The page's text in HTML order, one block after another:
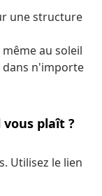
une structure
au soleil
dans n'importe
plaît ?
Utilisez le lien